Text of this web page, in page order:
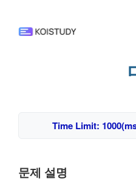
Time Limit:
문제 설명